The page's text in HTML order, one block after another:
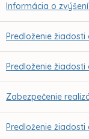
Informácia o
Predloženie
Predloženie
Zabezpečenie
Predloženie